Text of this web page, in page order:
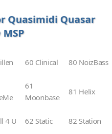
Quasimidi Quasar
60 Clinical 80 NoizBass
61
Moonbase
81 Helix
4 U 62 Static 82 Station